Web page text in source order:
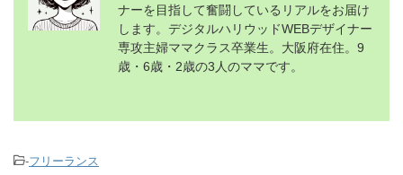
ナーを目指して奮闘しているリアルをお届け
します。デジタルハリウッドWEBデザイナー
専攻主婦ママクラス卒業生。大阪府在住。9
歳・6歳・2歳の3人のママです。
-フリーランス